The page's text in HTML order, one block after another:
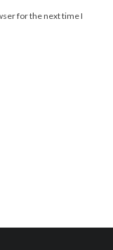
for the next time I